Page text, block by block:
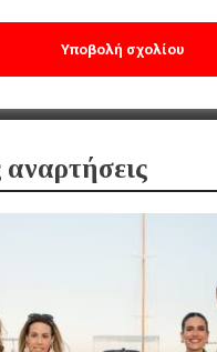
αναρτήσεις